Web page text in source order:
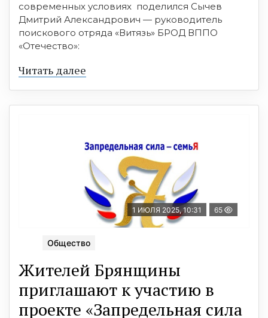
современных условиях поделился Сычев
Дмитрий Александрович — руководитель
поискового отряда «Витязь» БРОД ВППО
«Отечество»:
Читать далее
1 ИЮЛЯ 2025, 10:31 65
Общество
Жителей Брянщины
приглашают к участию в
проекте «Запредельная сила